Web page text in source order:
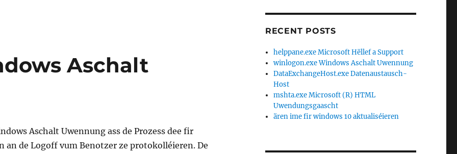
Aschalt
Aschalt Uwennung ass de Prozess dee fir
an de Logoff vum Benotzer ze protokolléieren. De
RECENT POSTS
helppane.exe Microsoft Hëllef a Support
winlogon.exe Windows Aschalt Uwennung
DataExchangeHost.exe Datenaustausch-
Host
mshta.exe Microsoft (R) HTML
Uwendungsgaascht
ären ime fir windows 10 aktualiséieren